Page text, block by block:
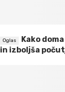
Kako
in izboljša